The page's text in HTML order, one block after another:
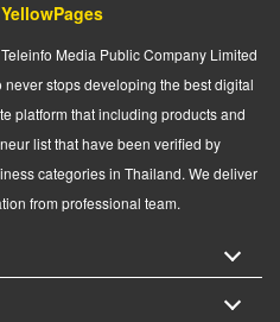
Media Public Company Limited
stops developing the best digital
platform that including products and
list that have been verified by
categories in Thailand. We deliver
from professional team.